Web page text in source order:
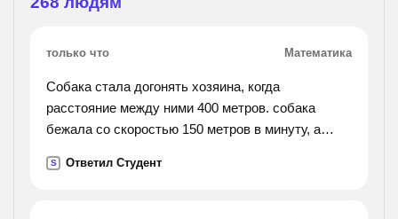
только что Математика
Собака стала догонять хозяина, когда
расстояние между ними 400 метров. собака
бежала со скоростью 150 метров в минуту, а
минут собака догнала хозяина?
S Ответил Студент